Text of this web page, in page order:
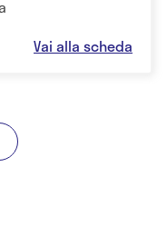
Vai alla scheda